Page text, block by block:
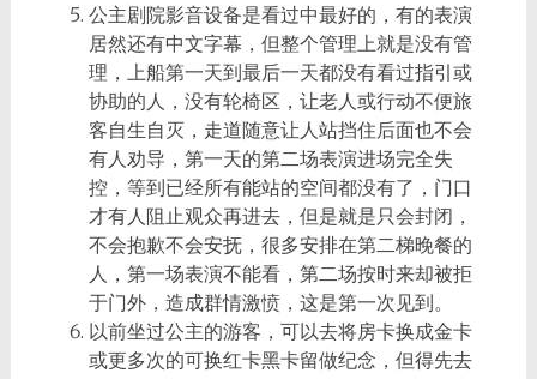
公主剧院影音设备是看过中最好的，有的表演
居然还有中文字幕，但整个管理上就是没有管
理，上船第一天到最后一天都没有看过指引或
协助的人，没有轮椅区，让老人或行动不便旅
客自生自灭，走道随意让人站挡住后面也不会
有人劝导，第一天的第二场表演进场完全失
控，等到已经所有能站的空间都没有了，门口
才有人阻止观众再进去，但是就是只会封闭，
不会抱歉不会安抚，很多安排在第二梯晚餐的
人，第一场表演不能看，第二场按时来却被拒
于门外，造成群情激愤，这是第一次见到。
以前坐过公主的游客，可以去将房卡换成金卡
或更多次的可换红卡黑卡留做纪念，但得先去